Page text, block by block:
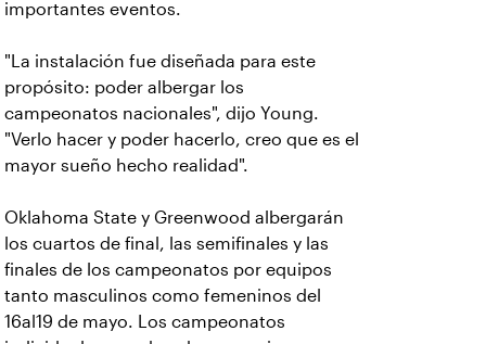
importantes eventos.
"La instalación fue diseñada para este
propósito: poder albergar los
campeonatos nacionales", dijo Young.
"Verlo hacer y poder hacerlo, creo que es el
mayor sueño hecho realidad".
Oklahoma State y Greenwood albergarán
los cuartos de final, las semifinales y las
finales de los campeonatos por equipos
tanto masculinos como femeninos del
16al19 de mayo. Los campeonatos